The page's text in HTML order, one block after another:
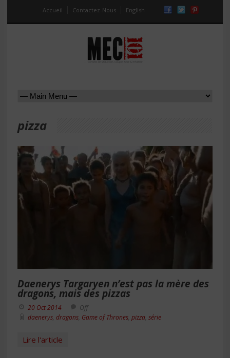
Accueil Contactez-Nous English
pizza
Daenerys Targaryen n’est pas la mère des
dragons, mais des pizzas
20 Oct 2014
Off
daenerys dragons Game of Thrones pizza série
Lire l'article